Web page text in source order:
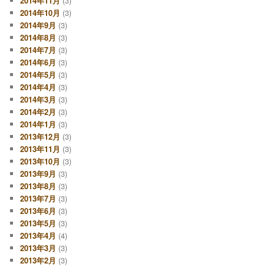
2014年10月 (3)
2014年9月 (3)
2014年8月 (3)
2014年7月 (3)
2014年6月 (3)
2014年5月 (3)
2014年4月 (3)
2014年3月 (3)
2014年2月 (3)
2014年1月 (3)
2013年12月 (3)
2013年11月 (3)
2013年10月 (3)
2013年9月 (3)
2013年8月 (3)
2013年7月 (3)
2013年6月 (3)
2013年5月 (3)
2013年4月 (4)
2013年3月 (3)
2013年2月 (3)